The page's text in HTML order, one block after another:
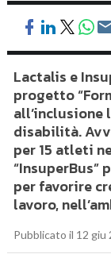
Lactalis e
progetto
disabilità.
per 15 atleti
“InsuperBus”
per favorire
lavoro,
Pubblicato il 12 giu